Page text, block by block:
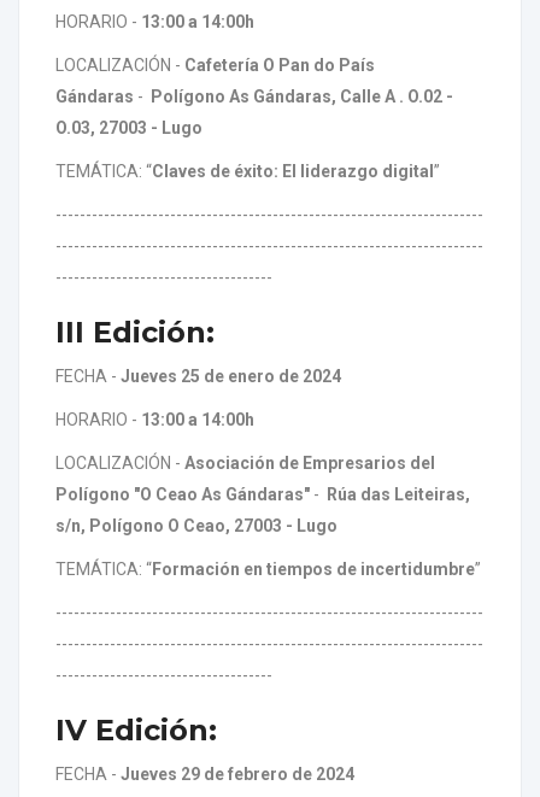
HORARIO - 13:00 a 14:00h
LOCALIZACIÓN - Cafetería O Pan do País
Gándaras -
Polígono As Gándaras, Calle A . O.02 -
O.03, 27003 - Lugo
TEMÁTICA: “Claves de éxito: El liderazgo digital ”
-----------------------------------------------------------------------
-----------------------------------------------------------------------
------------------------------------
III Edición:
FECHA - Jueves 25 de enero de 2024
HORARIO - 13:00 a 14:00h
LOCALIZACIÓN - Asociación de Empresarios del
Polígono "O Ceao As Gándaras" -
Rúa das Leiteiras,
s/n, Polígono O Ceao, 27003 - Lugo
TEMÁTICA: “Formación en tiempos de incertidumbre”
-----------------------------------------------------------------------
-----------------------------------------------------------------------
------------------------------------
IV Edición:
FECHA - Jueves 29 de febrero de 2024